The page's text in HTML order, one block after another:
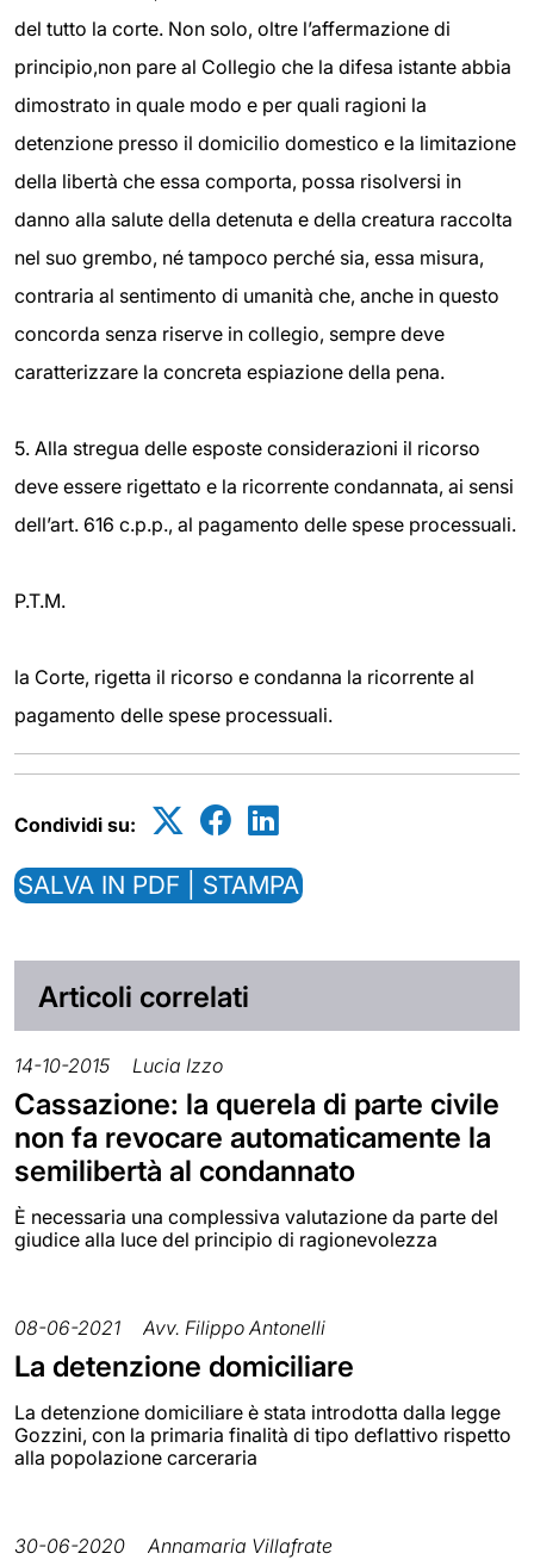
del tutto la corte. Non solo, oltre l’affermazione di
principio,non pare al Collegio che la difesa istante abbia
dimostrato in quale modo e per quali ragioni la
detenzione presso il domicilio domestico e la limitazione
della libertà che essa comporta, possa risolversi in
danno alla salute della detenuta e della creatura raccolta
nel suo grembo, né tampoco perché sia, essa misura,
contraria al sentimento di umanità che, anche in questo
concorda senza riserve in collegio, sempre deve
caratterizzare la concreta espiazione della pena.
5. Alla stregua delle esposte considerazioni il ricorso
deve essere rigettato e la ricorrente condannata, ai sensi
dell’art. 616 c.p.p., al pagamento delle spese processuali.
P.T.M.
la Corte, rigetta il ricorso e condanna la ricorrente al
pagamento delle spese processuali.
Condividi su:
SALVA IN PDF | STAMPA
Articoli correlati
14-10-2015 Lucia Izzo
Cassazione: la querela di parte civile
non fa revocare automaticamente la
semilibertà al condannato
È necessaria una complessiva valutazione da parte del
giudice alla luce del principio di ragionevolezza
08-06-2021 Avv. Filippo Antonelli
La detenzione domiciliare
La detenzione domiciliare è stata introdotta dalla legge
Gozzini, con la primaria finalità di tipo deflattivo rispetto
alla popolazione carceraria
30-06-2020 Annamaria Villafrate